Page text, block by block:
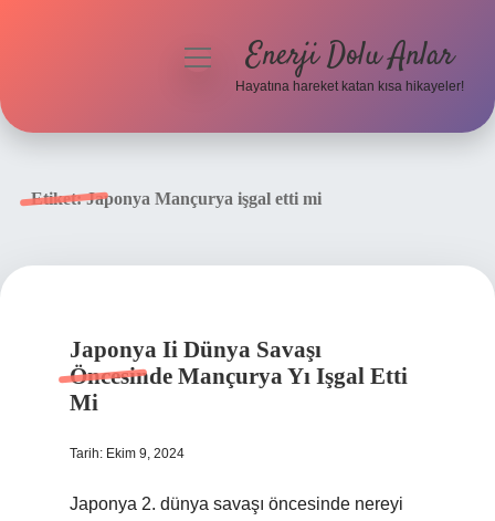
menüyüEnerji Dolu Anlar
Hayatına hareket katan kısa hikayeler!
Etiket:Japonya Mançurya işgal etti mi
Japonya Ii Dünya Savaşı
Öncesinde Mançurya Yı Işgal Etti
Mi
Tarih: Ekim 9, 2024
Japonya 2. dünya savaşı öncesinde nereyi